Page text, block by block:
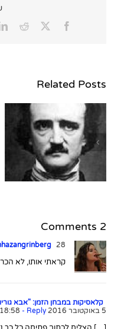
Facebook
X
Related Posts
2 Comments
28 במרץ 2013 at 10:24
קראתי אותו, לא
קלאסיקות במבחן הזמן: "אבא
5 באוקטובר 2016 at 18:58
- Reply